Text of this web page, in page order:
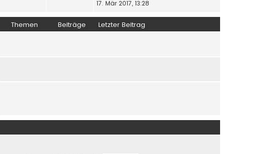
t
r
a
e
e
s
g
17. Mär 2017, 13:28
Themen Beiträge Letzter Beitrag